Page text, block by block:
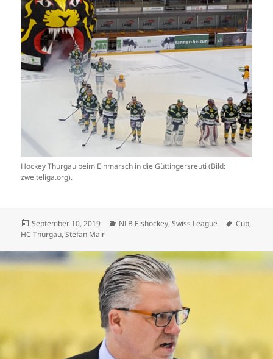
Hockey Thurgau beim Einmarsch in die Güttingersreuti (Bild:
zweiteliga.org).
Veröffentlicht
am
September 10, 2019 Kategorien
NLB Eishockey,Swiss League Cup,
HC Thurgau,Stefan Mair